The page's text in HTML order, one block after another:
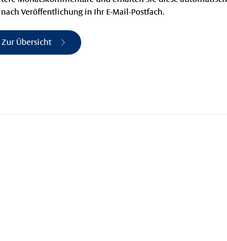
Veröffentlichung in Ihr E-Mail-Postfach.
Zur Übersicht